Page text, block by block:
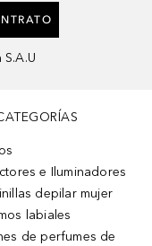
e Iluminadores
depilar mujer
labiales
de perfumes de